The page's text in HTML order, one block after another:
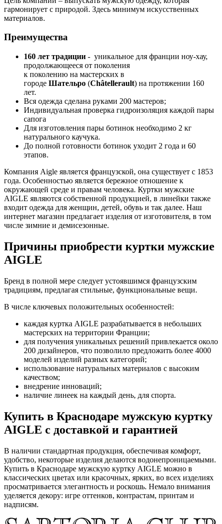
гармонирует с природой. Здесь минимум искусственных
материалов.
Преимущества
160 лет традиции - уникальное для франции ноу-хау,
продолжающееся от поколения
к поколению на мастерских в
городе Шательро (Châtellerault) на протяжении 160
лет.
Вся одежда сделана руками 200 мастеров;
Индивидуальная проверка гидроизоляция каждой пары
сапога
Для изготовления пары ботинок необходимо 2 кг
натурального каучука.
До полной готовности ботинок уходит 2 года и 60
этапов.
Компания Aigle является французской, она существует с 1853
года. Особенностью является бережное отношение к
окружающей среде и правам человека. Куртки мужские
AIGLE являются собственной продукцией, в линейки также
входит одежда для женщин, детей, обувь и так далее. Наш
интернет магазин предлагает изделия от изготовителя, в том
числе зимние и демисезонные.
Причины приобрести куртки мужские
AIGLE
Бренд в полной мере следует устоявшимся французским
традициям, предлагая стильные, функциональные вещи.
В числе ключевых положительных особенностей:
каждая куртка AIGLE разрабатывается в небольших
мастерских на территории Франции;
для получения уникальных решений привлекается около
200 дизайнеров, что позволило предложить более 4000
моделей изделий разных категорий;
использование натуральных материалов с высоким
качеством;
внедрение инноваций;
наличие линеек на каждый день, для спорта.
Купить в Краснодаре мужскую куртку
AIGLE с доставкой и гарантией
В наличии стандартная продукция, обеспечивая комфорт,
удобство, некоторые изделия делаются водонепроницаемыми.
Купить в Краснодаре мужскую куртку AIGLE можно в
классических цветах или красочных, ярких, во всех изделиях
просматривается элегантность и роскошь. Немало внимания
уделяется декору: игре оттенков, контрастам, принтам и
надписям.